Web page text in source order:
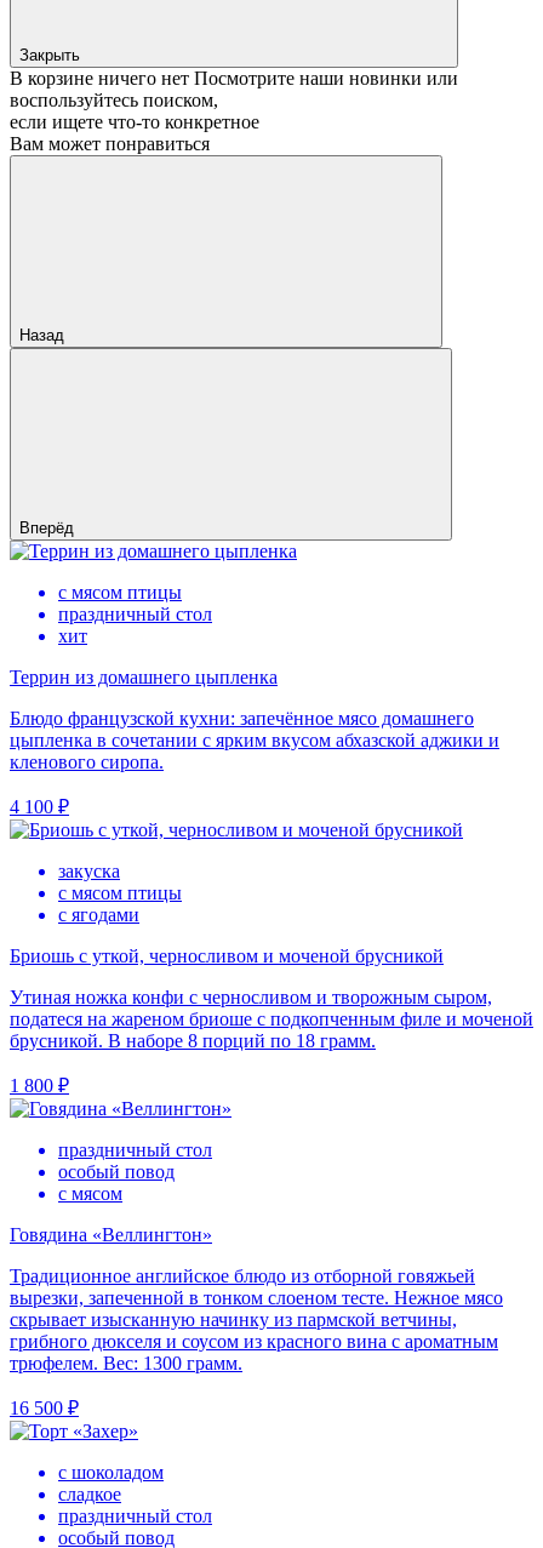
Закрыть
В корзине ничего нет Посмотрите наши новинки или
воспользуйтесь поиском,
если ищете что‑то конкретное
Вам может понравиться
Назад
Вперёд
с мясом птицы
праздничный стол
хит
Террин из домашнего цыпленка
Блюдо французской кухни: запечённое мясо домашнего
цыпленка в сочетании с ярким вкусом абхазской аджики и
кленового сиропа.
4 100 ₽
закуска
с мясом птицы
с ягодами
Бриошь с уткой, черносливом и моченой брусникой
Утиная ножка конфи с черносливом и творожным сыром,
податеся на жареном бриоше с подкопченным филе и моченой
брусникой. В наборе 8 порций по 18 грамм.
1 800 ₽
праздничный стол
особый повод
с мясом
Говядина «Веллингтон»
Традиционное английское блюдо из отборной говяжьей
вырезки, запеченной в тонком слоеном тесте. Нежное мясо
скрывает изысканную начинку из пармской ветчины,
грибного дюкселя и соусом из красного вина с ароматным
трюфелем. Вес: 1300 грамм.
16 500 ₽
с шоколадом
сладкое
праздничный стол
особый повод